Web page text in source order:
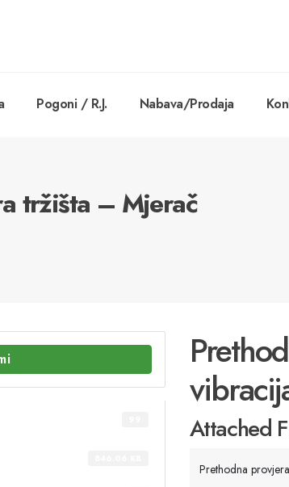
Pogoni / R.J. Nabava/Prodaja
tržišta – Mjerač
Attached
Prethodna